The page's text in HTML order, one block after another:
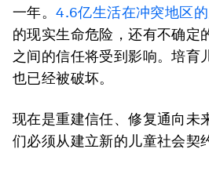
一年。4.6亿生活在冲突地区
的现实生命危险，还有不确定
之间的信任将受到影响。培育
也已经被破坏。
现在是重建信任、修复通向未
们必须从建立新的儿童社会契